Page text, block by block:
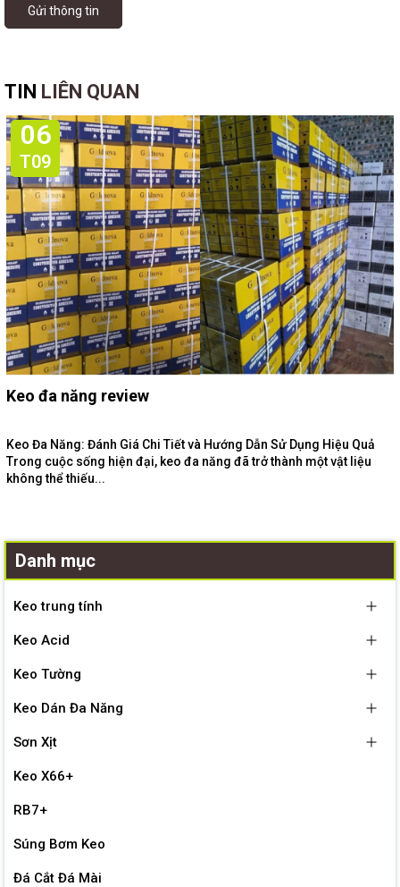
Gửi thông tin
TIN LIÊN QUAN
06
T09
Keo đa năng review
Keo Đa Năng: Đánh Giá Chi Tiết và Hướng Dẫn Sử Dụng Hiệu Quả
Trong cuộc sống hiện đại, keo đa năng đã trở thành một vật liệu
không thể thiếu...
Danh mục
Keo trung tính
Keo Acid
Keo Tường
Keo Dán Đa Năng
Sơn Xịt
Keo X66+
RB7+
Súng Bơm Keo
Đá Cắt Đá Mài